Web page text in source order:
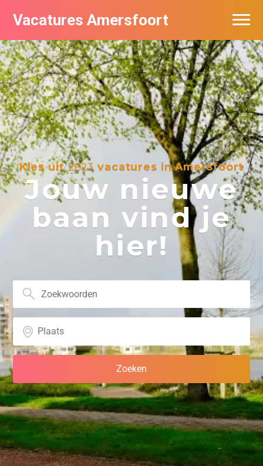
Vacatures Amersfoort
Kies uit2623 vacatures in Amersfoort
Jouw nieuwe
baan vind je
hier!
Vacatures per bedrijf
De populairste vacatures in Amersfoort
Nieuwsbrief feed